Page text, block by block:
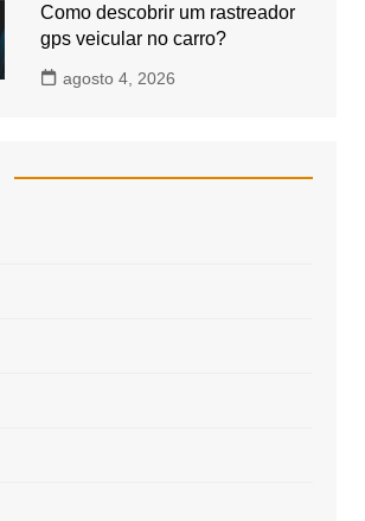
Como descobrir um rastreador
gps veicular no carro?
agosto 4, 2026